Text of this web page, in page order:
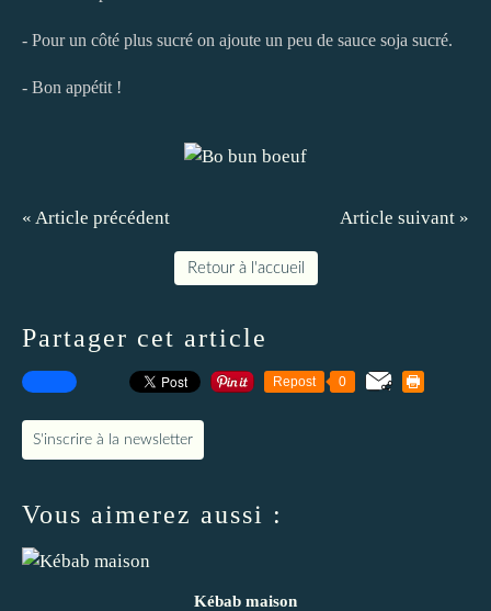
- Pour un côté plus sucré on ajoute un peu de sauce soja sucré.
- Bon appétit !
« Article précédent Article suivant »
Retour à l'accueil
Partager cet article
Repost 0
S'inscrire à la newsletter
Vous aimerez aussi :
Kébab maison